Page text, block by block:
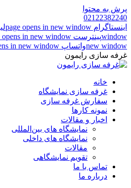
پرش به محتوا
02122382240
اینستاگرام page opens in new window
windowپینترست page opens in new window
new windowواتساپ page opens in new window
غرفه سازی رایمون
خانه
غرفه سازی نمایشگاه
سفارش غرفه سازی
نمونه کارها
اخبار و مقالات
نمایشگاه های بین‌المللی
نمایشگاه های داخلی
مقالات
تقویم نمایشگاهی
تماس با ما
درباره ما